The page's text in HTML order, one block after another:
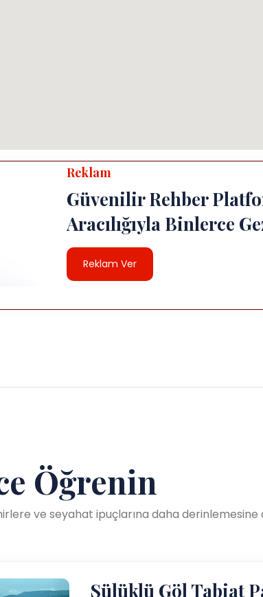
Reklam
Güvenilir Rehber
Aracılığıyla Binlerce
Reklam Ver
Öğrenin
ve seyahat ipuçlarına daha derinlemesine
Sülüklü Göl Tabiat